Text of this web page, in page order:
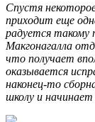
Спустя
приходит еще
радуется такому
Макгонагалла
что получает
оказывается
наконец-то
школу и начинает